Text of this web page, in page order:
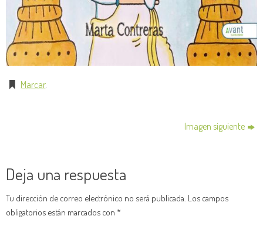
Marcar.
Imagen siguiente
Deja una respuesta
Tu dirección de correo electrónico no será publicada. Los campos
obligatorios están marcados con *